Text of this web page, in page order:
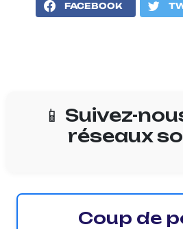
FACEBOOK
📱 Suivez-
réseaux
Coup de